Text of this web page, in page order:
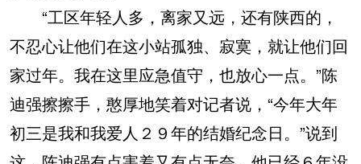
“工区年轻人多，离家又远，还有陕西的，
不忍心让他们在这小站孤独、寂寞，就让他们回
家过年。我在这里应急值守，也放心一点。”陈
迪强擦擦手，憨厚地笑着对记者说，“今年大年
初三是我和我爱人２９年的结婚纪念日。”说到